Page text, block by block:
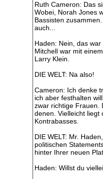
Ruth Cameron: Das
Wobei, Norah Jones
Bassisten
auch...
Haden: Nein, das
Mitchell war mit
Larry Klein.
DIE WELT: Na also!
Cameron: Ich denke
ich aber festhalten
zwar richtige Frauen.
denen. Vielleicht liegt
Kontrabasses.
DIE WELT: Mr.
politischen
hinter Ihrer neuen
Haden: Willst du